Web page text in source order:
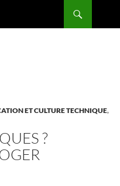
ET CULTURE TECHNIQUE,
?